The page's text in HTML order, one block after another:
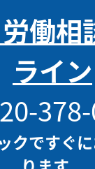
働相
ライン
クですぐ